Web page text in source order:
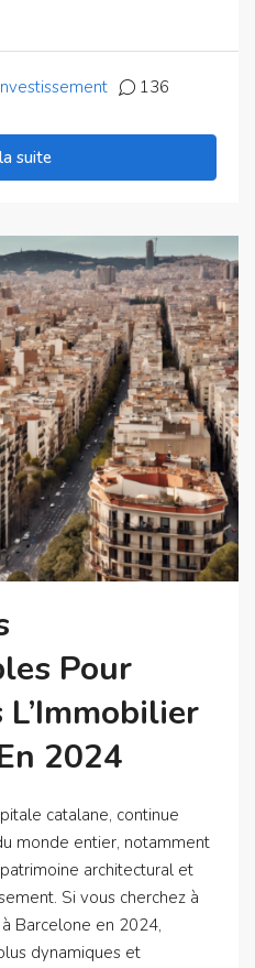
136
suite
Pour
2024
catalane, continue
monde entier, notamment
architectural et
Si vous cherchez à
Barcelone en 2024,
dynamiques et